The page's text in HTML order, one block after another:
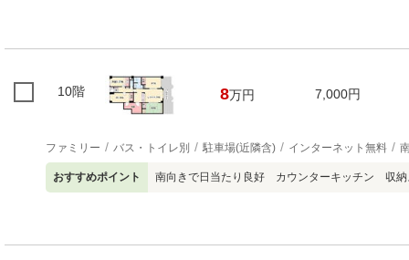
10階 8万円 7,000円
ファミリー バス・トイレ別 駐車場(近隣含) インターネット無料
おすすめポイント 南向きで日当たり良好 カウンターキッチン 収納